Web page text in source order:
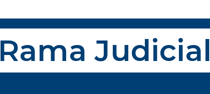
Rama Judicial